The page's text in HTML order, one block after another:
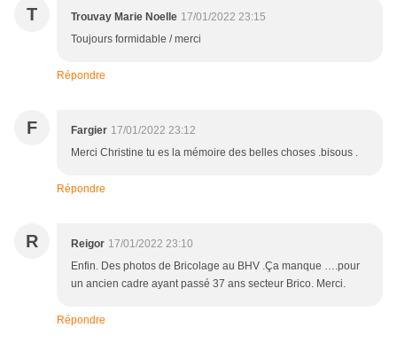
T Trouvay Marie Noelle 17/01/2022 23:15
Toujours formidable / merci
Répondre
F Fargier 17/01/2022 23:12
Merci Christine tu es la mémoire des belles choses .bisous .
Répondre
R Reigor 17/01/2022 23:10
Enfin. Des photos de Bricolage au BHV .Ça manque ….pour
un ancien cadre ayant passé 37 ans secteur Brico. Merci.
Répondre